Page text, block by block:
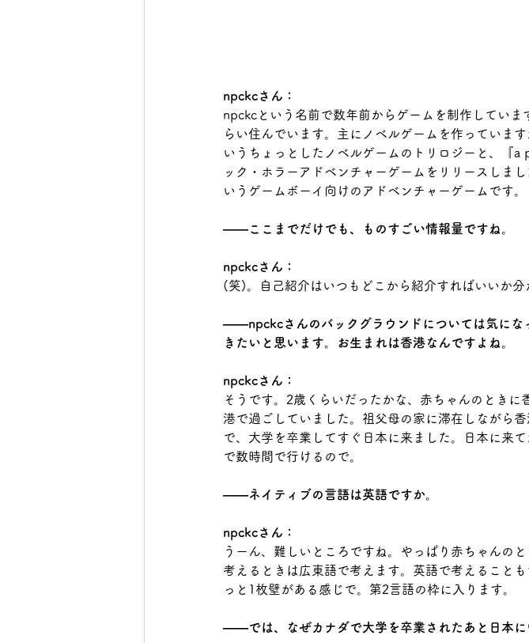
npckcさん：
npckcという名前で数年前からゲームを制作してい
らい住んでいます。主にノベルゲームを作っていま
いうちょっとしたノベルゲームのトリロジーと、『
ック・ホラーアドベンチャーゲームをリリースしま
いうゲームボーイ向けのアドベンチャーゲームです。
――ここまでだけでも、ものすごい情報量ですね。
npckcさん：
(笑)。自己紹介はいつもどこから紹介すればいいか分
――npckcさんのバックグラウンドについては気にな
きたいと思います。お生まれは香港なんですよね。
npckcさん：
そうです。2歳くらいだったかな、赤ちゃんのとき
港で過ごしていました。祖父母の家に滞在しながら
で、大学を卒業してすぐ日本に来ました。日本に来
で数時間で行けるので。
――ネイティブの言語は英語ですか。
npckcさん：
うーん、難しいところですね。やっぱり赤ちゃんの
考えるときは広東語で考えます。英語で考えること
っと1枚壁がある感じで。第2言語の枠に入ります。
――では、なぜカナダで大学を卒業されたあと日本に